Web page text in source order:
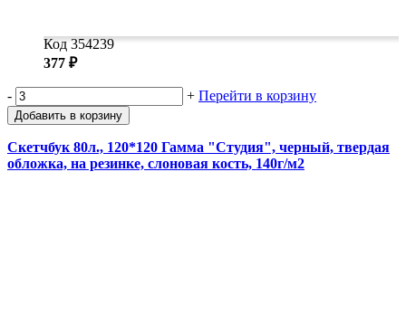
Код 354239
377 ₽
- + Перейти в корзину
Добавить в корзину
Скетчбук 80л., 120*120 Гамма "Студия", черный, твердая
обложка, на резинке, слоновая кость, 140г/м2